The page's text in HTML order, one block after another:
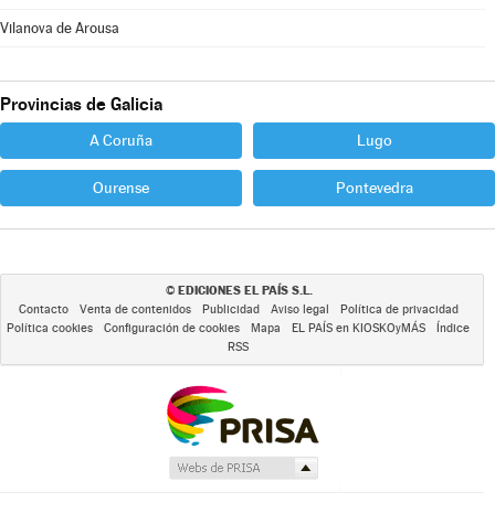
Vilanova de Arousa
Provincias de Galicia
A Coruña Lugo
Ourense Pontevedra
© EDICIONES EL PAÍS S.L.
Contacto Venta de contenidos Publicidad Aviso legal
Política de privacidad
Política cookies
Configuración de cookies Mapa EL PAÍS en KIOSKOyMÁS
Índice
RSS